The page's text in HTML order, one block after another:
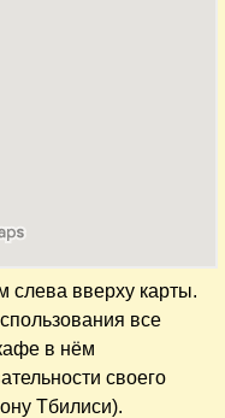
слева вверху карты.
все
в нём
своего
Тбилиси).